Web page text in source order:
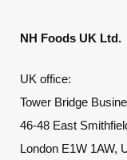
NH Foods UK Ltd.
UK office:
Tower Bridge
46-48 East
London E1W 1AW,